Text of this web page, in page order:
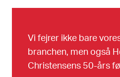
Vi fejrer ikke bare
branchen, men også
Christensens 50-års